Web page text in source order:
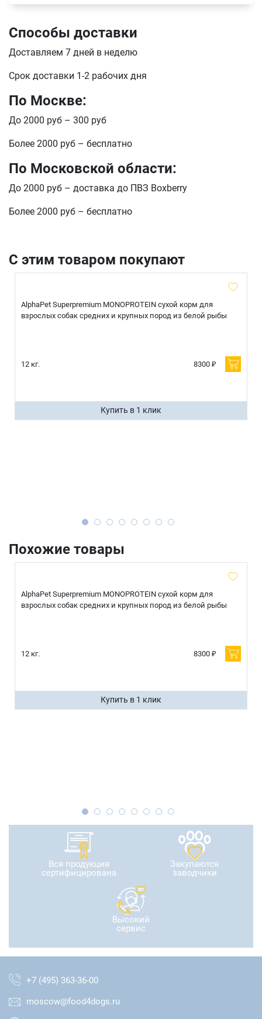
Способы доставки
Доставляем 7 дней в неделю
Срок доставки 1-2 рабочих дня
По Москве:
До 2000 руб – 300 руб
Более 2000 руб – бесплатно
По Московской области:
До 2000 руб – доставка до ПВЗ Boxberry
Более 2000 руб – бесплатно
С этим товаром покупают
AlphaPet Superpremium MONOPROTEIN сухой корм для
взрослых собак средних и крупных пород из белой рыбы
12 кг. 8300 ₽
Купить в 1 клик
Похожие товары
AlphaPet Superpremium MONOPROTEIN сухой корм для
взрослых собак средних и крупных пород из белой рыбы
12 кг. 8300 ₽
Купить в 1 клик
Вся продукция
сертифицирована
Закупаются
заводчики
Высокий
сервис
+7 (495) 363-36-00
moscow@food4dogs.ru
Оформить заказ